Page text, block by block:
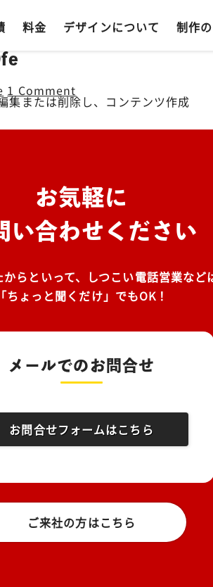
料金 デザインについて 制作
1 Comment
集または削除し、コンテンツ作成
お気軽に
い合わせください
らといって、しつこい電話営業など
「ちょっと聞くだけ」でもOK！
メールでのお問合せ
お問合せフォームはこちら
ご来社の方はこちら